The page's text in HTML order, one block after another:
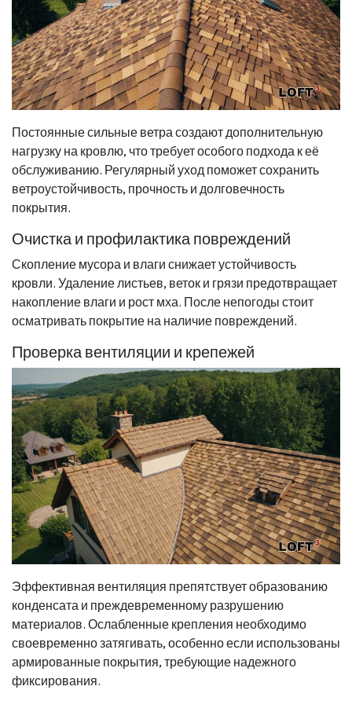
Постоянные сильные ветра создают дополнительную
нагрузку на кровлю, что требует особого подхода к её
обслуживанию. Регулярный уход поможет сохранить
ветроустойчивость, прочность и долговечность
покрытия.
Очистка и профилактика повреждений
Скопление мусора и влаги снижает устойчивость
кровли. Удаление листьев, веток и грязи предотвращает
накопление влаги и рост мха. После непогоды стоит
осматривать покрытие на наличие повреждений.
Проверка вентиляции и крепежей
Эффективная вентиляция препятствует образованию
конденсата и преждевременному разрушению
материалов. Ослабленные крепления необходимо
своевременно затягивать, особенно если использованы
армированные покрытия, требующие надежного
фиксирования.